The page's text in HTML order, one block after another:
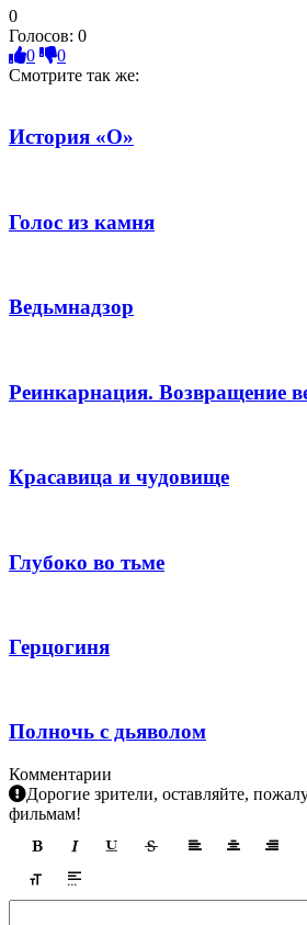
0
Голосов: 0
0
0
Смотрите так же:
История «О»
Голос из камня
Ведьмнадзор
Реинкарнация. Возвращение
Красавица и чудовище
Глубоко во тьме
Герцогиня
Полночь с дьяволом
Комментарии
Дорогие зрители, оставляйте,
фильмам!